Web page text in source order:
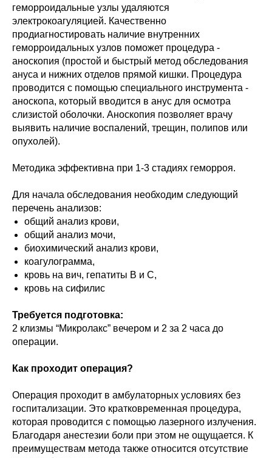
геморроидальные узлы удаляются
электрокоагуляцией. Качественно
продиагностировать наличие внутренних
геморроидальных узлов поможет процедура -
аноскопия (простой и быстрый метод обследования
ануса и нижних отделов прямой кишки. Процедура
проводится с помощью специального инструмента -
аноскопа, который вводится в анус для осмотра
слизистой оболочки. Аноскопия позволяет врачу
выявить наличие воспалений, трещин, полипов или
опухолей).
Методика эффективна при 1-3 стадиях геморроя.
Для начала обследования необходим следующий
перечень анализов:
общий анализ крови,
общий анализ мочи,
биохимический анализ крови,
коагулограмма,
кровь на вич, гепатиты В и С,
кровь на сифилис
Требуется подготовка:
2 клизмы “Микролакс” вечером и 2 за 2 часа до
операции.
Как проходит операция?
Операция проходит в амбулаторных условиях без
госпитализации. Это кратковременная процедура,
которая проводится с помощью лазерного излучения.
Благодаря анестезии боли при этом не ощущается. К
преимуществам метода также относится отсутствие